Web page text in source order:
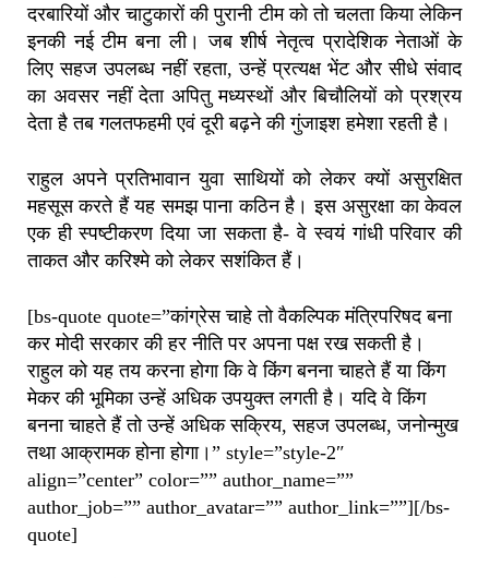
दरबारियों और चाटुकारों की पुरानी टीम को तो चलता किया लेकिन
इनकी नई टीम बना ली। जब शीर्ष नेतृत्व प्रादेशिक नेताओं के
लिए सहज उपलब्ध नहीं रहता, उन्हें प्रत्यक्ष भेंट और सीधे संवाद
का अवसर नहीं देता अपितु मध्यस्थों और बिचौलियों को प्रश्रय
देता है तब गलतफहमी एवं दूरी बढ़ने की गुंजाइश हमेशा रहती है।
राहुल अपने प्रतिभावान युवा साथियों को लेकर क्यों असुरक्षित
महसूस करते हैं यह समझ पाना कठिन है। इस असुरक्षा का केवल
एक ही स्पष्टीकरण दिया जा सकता है- वे स्वयं गांधी परिवार की
ताकत और करिश्मे को लेकर सशंकित हैं।
[bs-quote quote=”कांग्रेस चाहे तो वैकल्पिक मंत्रिपरिषद बना
कर मोदी सरकार की हर नीति पर अपना पक्ष रख सकती है।
राहुल को यह तय करना होगा कि वे किंग बनना चाहते हैं या किंग
मेकर की भूमिका उन्हें अधिक उपयुक्त लगती है। यदि वे किंग
बनना चाहते हैं तो उन्हें अधिक सक्रिय, सहज उपलब्ध, जनोन्मुख
तथा आक्रामक होना होगा।” style=”style-2″
align=”center” color=”” author_name=””
author_job=”” author_avatar=”” author_link=””][/bs-
quote]